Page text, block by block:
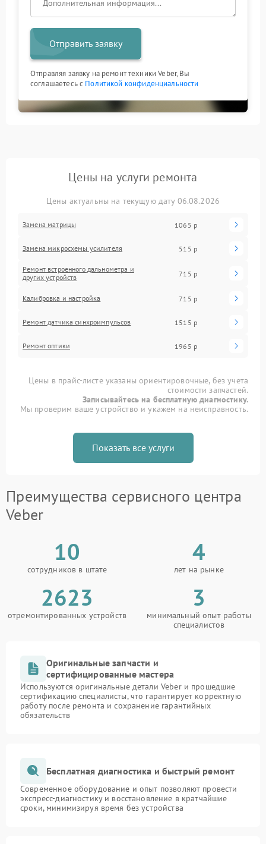
Отправить заявку
Отправляя заявку на ремонт техники Veber, Вы
соглашаетесь с Политикой конфиденциальности
Цены на услуги ремонта
Цены актуальны на текущую дату 06.08.2026
Замена матрицы 1065 р
Замена микросхемы усилителя 515 р
Ремонт встроенного дальнометра и
других устройств
715 р
Калибровка и настройка 715 р
Ремонт датчика синхроимпульсов 1515 р
Ремонт оптики 1965 р
Цены в прайс-листе указаны ориентировочные, без учета
стоимости запчастей.
Записывайтесь на бесплатную диагностику.
Мы проверим ваше устройство и укажем на неисправность.
Показать все услуги
Преимущества сервисного центра
Veber
10
сотрудников в штате
4
лет на рынке
2623
отремонтированных устройств
3
минимальный опыт работы
специалистов
Оригинальные запчасти и
сертифицированные мастера
Используются оригинальные детали Veber и прошедшие
сертификацию специалисты, что гарантирует корректную
работу после ремонта и сохранение гарантийных
обязательств
Бесплатная диагностика и быстрый ремонт
Современное оборудование и опыт позволяют провести
экспресс-диагностику и восстановление в кратчайшие
сроки, минимизируя время без устройства